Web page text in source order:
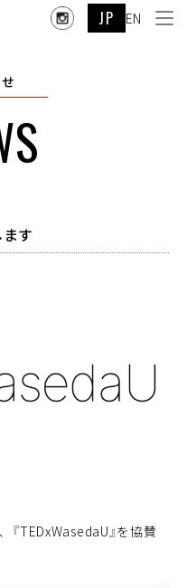
EN
JP
す
TEDxWasedaU』を協賛